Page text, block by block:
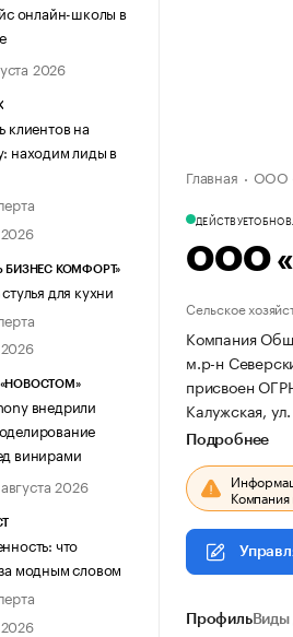
онлайн-школы в
2026
клиентов на
находим лиды в
БИЗНЕС КОМФОРТ»
для кухни
внедрили
винирами
2026
что
модным словом
Главная ООО
ДЕЙСТВУЕТ
ООО
Сельское
Компания
м.р-н
присвоен
Калужская,
Подробнее
ПрофильВиды